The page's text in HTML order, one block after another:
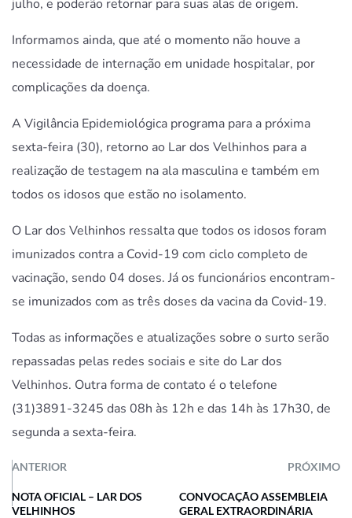
julho, e poderão retornar para suas alas de origem.
Informamos ainda, que até o momento não houve a
necessidade de internação em unidade hospitalar, por
complicações da doença.
A Vigilância Epidemiológica programa para a próxima
sexta-feira (30), retorno ao Lar dos Velhinhos para a
realização de testagem na ala masculina e também em
todos os idosos que estão no isolamento.
O Lar dos Velhinhos ressalta que todos os idosos foram
imunizados contra a Covid-19 com ciclo completo de
vacinação, sendo 04 doses. Já os funcionários encontram-
se imunizados com as três doses da vacina da Covid-19.
Todas as informações e atualizações sobre o surto serão
repassadas pelas redes sociais e site do Lar dos
Velhinhos. Outra forma de contato é o telefone
(31)3891-3245 das 08h às 12h e das 14h às 17h30, de
segunda a sexta-feira.
ANTERIOR PRÓXIMO
NOTA OFICIAL – LAR DOS
VELHINHOS
CONVOCAÇÃO ASSEMBLEIA
GERAL EXTRAORDINÁRIA